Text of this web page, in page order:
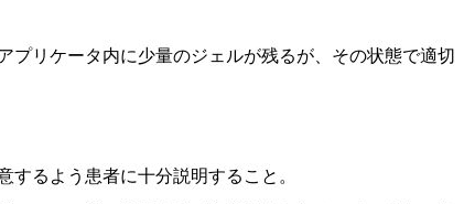
リケータ内に少量のジェルが残るが、その状態で適切
るよう患者に十分説明すること。